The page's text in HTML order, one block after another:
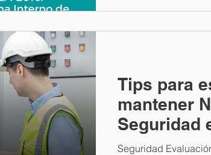
Tips para
mantener
Seguridad
Trabajo
Seguridad Evaluación de